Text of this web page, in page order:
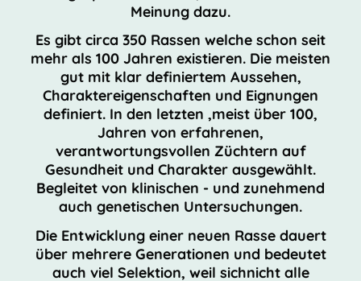
Meinung dazu.
Es gibt circa 350 Rassen welche schon seit
mehr als 100 Jahren existieren. Die meisten
gut mit klar definiertem Aussehen,
Charaktereigenschaften und Eignungen
definiert. In den letzten ,meist über 100,
Jahren von erfahrenen,
verantwortungsvollen Züchtern auf
Gesundheit und Charakter ausgewählt.
Begleitet von klinischen - und zunehmend
auch genetischen Untersuchungen.
Die Entwicklung einer neuen Rasse dauert
über mehrere Generationen und bedeutet
auch viel Selektion, weil sichnicht alle